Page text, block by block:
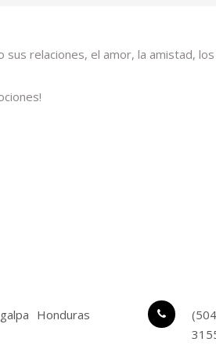
relaciones, el amor, la amistad,
Honduras